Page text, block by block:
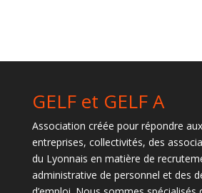
GELF et GELF A
Association créée pour répondre
entreprises, collectivités, des
du Lyonnais en matière de
administrative de personnel et des